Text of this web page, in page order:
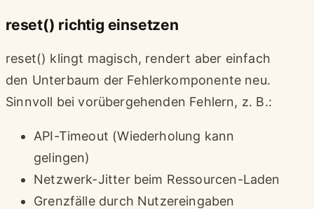
reset() richtig einsetzen
reset() klingt magisch, rendert aber einfach
den Unterbaum der Fehlerkomponente neu.
Sinnvoll bei vorübergehenden Fehlern, z. B.:
API-Timeout (Wiederholung kann
gelingen)
Netzwerk-Jitter beim Ressourcen-Laden
Grenzfälle durch Nutzereingaben